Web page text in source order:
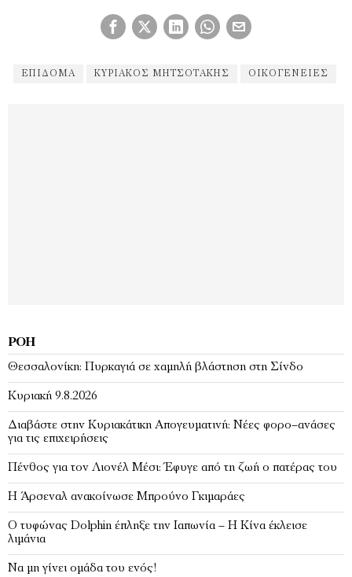
ΕΠΊΔΟΜΑ ΚΥΡΙΆΚΟΣ ΜΗΤΣΟΤΆΚΗΣ ΟΙΚΟΓΈΝΕΙΕΣ
ΡΟΉ
Θεσσαλονίκη: Πυρκαγιά σε χαμηλή βλάστηση στη Σίνδο
Κυριακή 9.8.2026
Διαβάστε στην Κυριακάτικη Απογευματινή: Νέες φορο–ανάσες
για τις επιχειρήσεις
Πένθος για τον Λιονέλ Μέσι: Έφυγε από τη ζωή ο πατέρας του
Η Άρσεναλ ανακοίνωσε Μπρούνο Γκιμαράες
Ο τυφώνας Dolphin έπληξε την Ιαπωνία – H Κίνα έκλεισε
λιμάνια
Να μη γίνει ομάδα του ενός!